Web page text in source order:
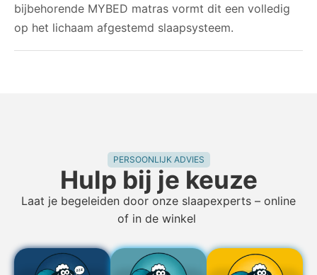
bijbehorende MYBED matras vormt dit een volledig
op het lichaam afgestemd slaapsysteem.
PERSOONLIJK ADVIES
Hulp bij je keuze
Laat je begeleiden door onze slaapexperts – online
of in de winkel